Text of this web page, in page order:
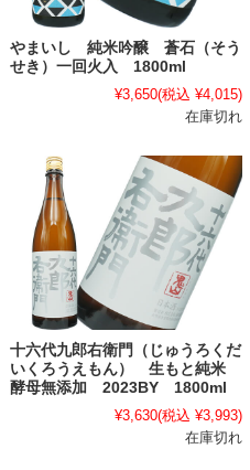
やまいし 純米吟醸 蒼石（そう
せき）一回火入 1800ml
¥3,650(税込 ¥4,015)
在庫切れ
十六代九郎右衛門（じゅうろくだ
いくろうえもん） 生もと純米
酵母無添加 2023BY 1800ml
¥3,630(税込 ¥3,993)
在庫切れ